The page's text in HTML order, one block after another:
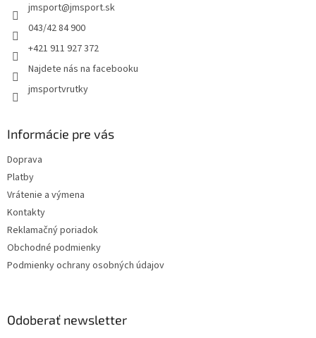
jmsport@jmsport.sk
043/42 84 900
+421 911 927 372
Najdete nás na facebooku
jmsportvrutky
Informácie pre vás
Doprava
Platby
Vrátenie a výmena
Kontakty
Reklamačný poriadok
Obchodné podmienky
Podmienky ochrany osobných údajov
Odoberať newsletter